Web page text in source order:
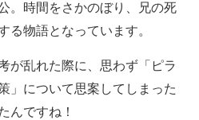
。時間をさかのぼり、兄の死
る物語となっています。
が乱れた際に、思わず「ピラ
」について思案してしまった
んですね！